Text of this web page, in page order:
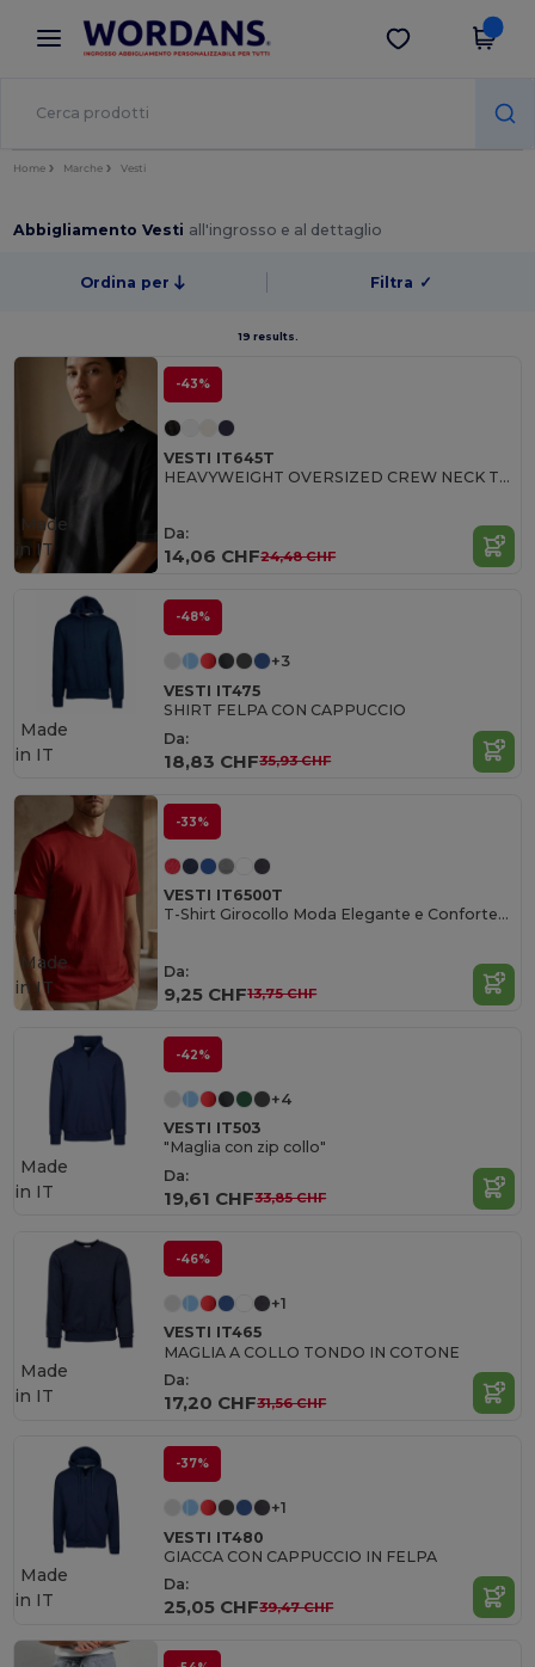
× App Wordans
Prezzi migliori sull'app!
Scarica app
Home Marche Vesti
Abbigliamento Vesti all'ingrosso e al dettaglio
Ordina per Filtra ✓
19 results.
-43%
VESTI IT645T
HEAVYWEIGHT OVERSIZED CREW NECK T-SHIRT
Da:
14,06 CHF24,48 CHF
Made
in IT
-48%
+3
VESTI IT475
SHIRT FELPA CON CAPPUCCIO
Da:
18,83 CHF35,93 CHF
Made
in IT
-33%
VESTI IT6500T
T-Shirt Girocollo Moda Elegante e Confortevole
Da:
9,25 CHF13,75 CHF
Made
in IT
-42%
+4
VESTI IT503
"Maglia con zip collo"
Da:
19,61 CHF33,85 CHF
Made
in IT
-46%
+1
VESTI IT465
MAGLIA A COLLO TONDO IN COTONE
Da:
17,20 CHF31,56 CHF
Made
in IT
-37%
+1
VESTI IT480
GIACCA CON CAPPUCCIO IN FELPA
Da:
25,05 CHF39,47 CHF
Made
in IT